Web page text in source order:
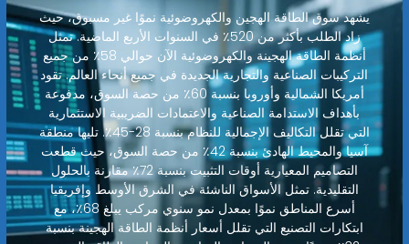
يشهد سوق الطاقة الهجين والكهروضوئية نموًا غير مسبوق، حيث
زاد الطلب بأكثر من 520٪ في السنوات الأربع الماضية. تمثل
أنظمة الطاقة الهجينة والكهروضوئية الآن حوالي 58٪ من جميع
التركيبات الصناعية والتجارية الجديدة في جميع أنحاء العالم. تقود
أمريكا الشمالية وأوروبا بنسبة 60٪ من حصة السوق، مدفوعة
بأهداف الاستدامة الصناعية والاعتمادات الضريبية الاستثمارية
التي تقلل التكاليف الإجمالية للنظام بنسبة 28-45٪. تليها منطقة
آسيا والمحيط الهادئ بنسبة 42٪ من حصة السوق، حيث قطعت
التصاميم المعيارية أوقات التثبيت بنسبة 72٪ مقارنة بالحلول
التقليدية. تمثل الأسواق الناشئة في الشرق الأوسط وإفريقيا
أسرع المناطق نموًا بمعدل نمو سنوي مركب يبلغ 68٪، مع
ابتكارات التصنيع التي تقلل أسعار أنظمة الطاقة الهجينة بنسبة